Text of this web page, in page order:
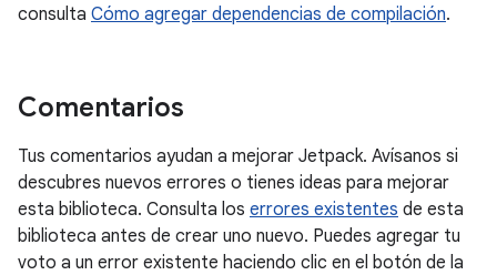
consulta Cómo agregar dependencias de compilación.
Comentarios
Tus comentarios ayudan a mejorar Jetpack. Avísanos si
descubres nuevos errores o tienes ideas para mejorar
esta biblioteca. Consulta los errores existentes de esta
biblioteca antes de crear uno nuevo. Puedes agregar tu
voto a un error existente haciendo clic en el botón de la